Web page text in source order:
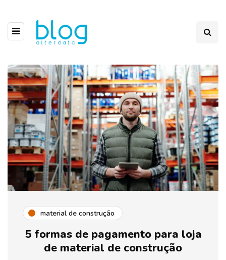
material de construção
5 formas de pagamento para loja
de material de construção